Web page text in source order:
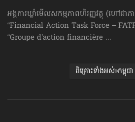
អង្គការឃ្លាំមើលសកម្មភាពហិរញ្ញវត្ថុ (ហៅ​ជា​
“Financial Action Task Force –
“Groupe d’action financière ...
ពិគ្រោះទាំងអស់»កម្ពុជា